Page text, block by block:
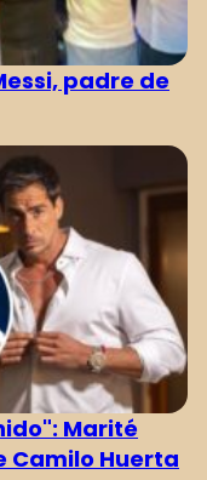
padre de
Marité
Camilo Huerta